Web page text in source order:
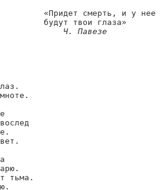
«Придет смерть, и у нее
будут твои глаза»
Ч. Павезе
тьма.